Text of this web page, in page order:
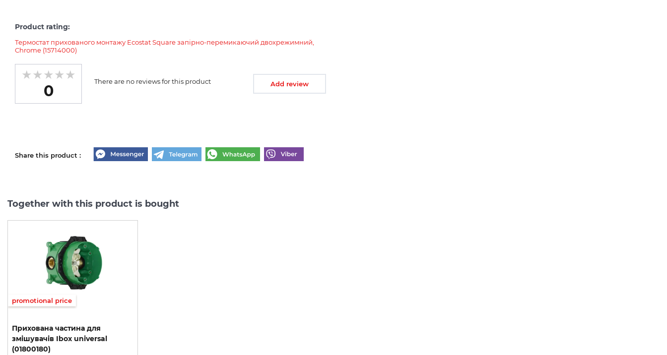
Product rating:
Термостат прихованого монтажу Ecostat Square запірно-перемикаючий двохрежимний,
Chrome (15714000)
0
There are no reviews for this product Add review
Share this product :
Together with this product is bought
promotional price
Прихована частина для
змішувачів Ibox universal
(01800180)